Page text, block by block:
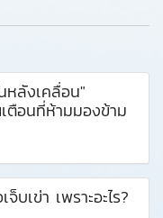
หลังเคลื่อน"
อนที่ห้ามมองข้าม
จ็บเข่า เพราะอะไร?